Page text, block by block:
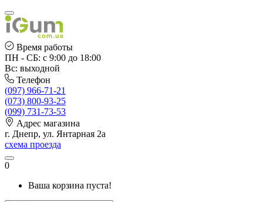
Время работы
ПН - СБ: с 9:00 до 18:00
Вс: выходной
Телефон
(097) 966-71-21
(073) 800-93-25
(099) 731-73-53
Адрес магазина
г. Днепр, ул. Янтарная 2а
схема проезда
0
Ваша корзина пуста!